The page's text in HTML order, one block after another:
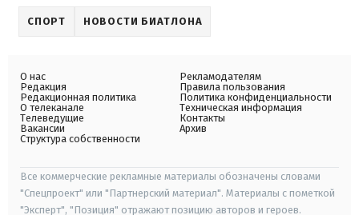
СПОРТ НОВОСТИ БИАТЛОНА
О нас
Редакция
Редакционная политика
О телеканале
Телеведущие
Вакансии
Структура собственности
Рекламодателям
Правила пользования
Политика конфиденциальности
Техническая информация
Контакты
Архив
Все коммерческие рекламные материалы обозначены словами
"Спецпроект" или "Партнерский материал". Материалы с пометкой
"Эксперт", "Позиция" отражают позицию авторов и героев.